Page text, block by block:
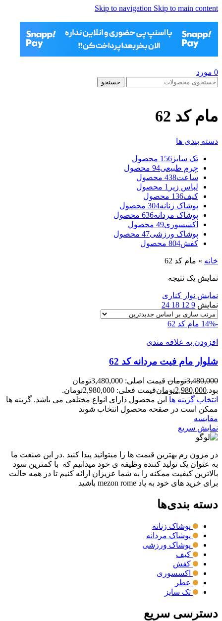
Skip to navigation Skip to main content
0 مورد
جستجو
مام کد 62
دسته بندی ها
تک سایز 156 محصول
چرم طبیعی94 محصول
ساعت438 محصول
لباس زیر 1 محصول
کیف136 محصول
پوشاک زنانه304 محصول
پوشاک مردانه636 محصول
اکسسوری49 محصول
پوشاک ورزشی47 محصول
کفش804 محصول
خانه » مام کد 62
نمایش یک نتیجه
نمایش نوار کناری
نمایش 9
12
18
24
-14% مام کد 62
افزودن به علاقه مندی
شلوار مام فيت مردانه کد 62
3,480,000تومان
قیمت اصلی: 3,480,000تومان
بود.2,980,000تومانقیمت فعلی: 2,980,000تومان.
انتخاب گزینه ها این محصول دارای انواع مختلفی می باشد. گزینه ها
ممکن است در صفحه محصول انتخاب شوند
مقايسه
نمایش سریع
در مزون رم بهترین قیمت ها را میتوانید پیدا کنید .در این صنعت ما
به عنوان یک تولید کننده وظیفه ی خود میدانیم که با کمترین سود
بالاترین کیفیت ممکنه را به شما عزیزان ارائه کنیم تا در همه حالت
برای خرید های خود به یاد mezon rome باشید
دسته بندی‌ها
پوشاک زنانه
پوشاک مردانه
پوشاک ورزشی
کیف
کفش
اکسسوری
عطر
تک سایز
دسترسی سریع